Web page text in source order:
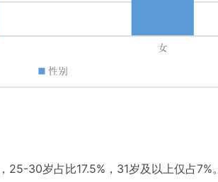
30岁占比17.5%，31岁及以上仅占7%。